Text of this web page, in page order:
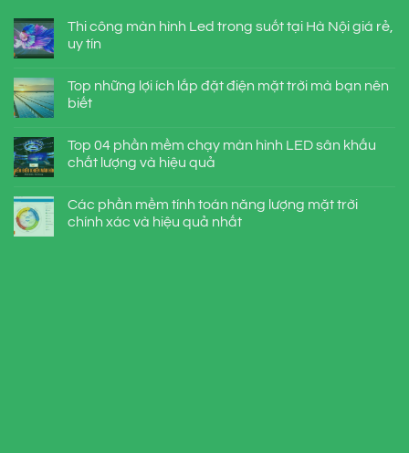
Thi công màn hình Led trong suốt tại Hà Nội giá rẻ,
uy tín
Top những lợi ích lắp đặt điện mặt trời mà bạn nên
biết
Top 04 phần mềm chạy màn hình LED sân khấu
chất lượng và hiệu quả
Các phần mềm tính toán năng lượng mặt trời
chính xác và hiệu quả nhất